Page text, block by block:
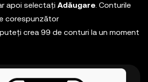
apoi selectați Adăugare. Conturile
corespunzător
puteți crea 99 de conturi la un moment